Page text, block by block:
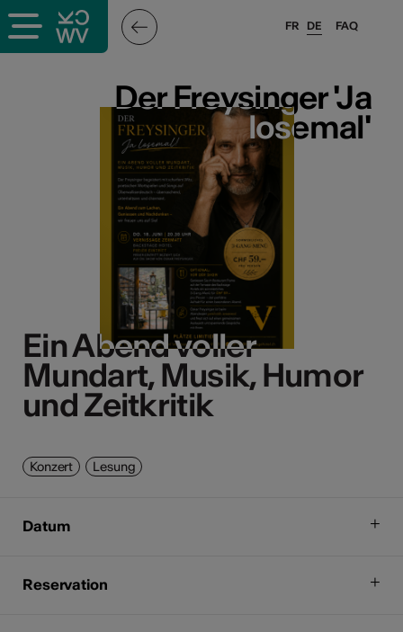
FAQ
FR DE
Der Freysinger 'Ja
losemal'
Ein Abend voller
Mundart, Musik, Humor
und Zeitkritik
Der Freysinger 'Ja
losemal'
Ein Abend voller
Mundart, Musik, Humor
und Zeitkritik
Konzert Lesung
Datum
Reservation